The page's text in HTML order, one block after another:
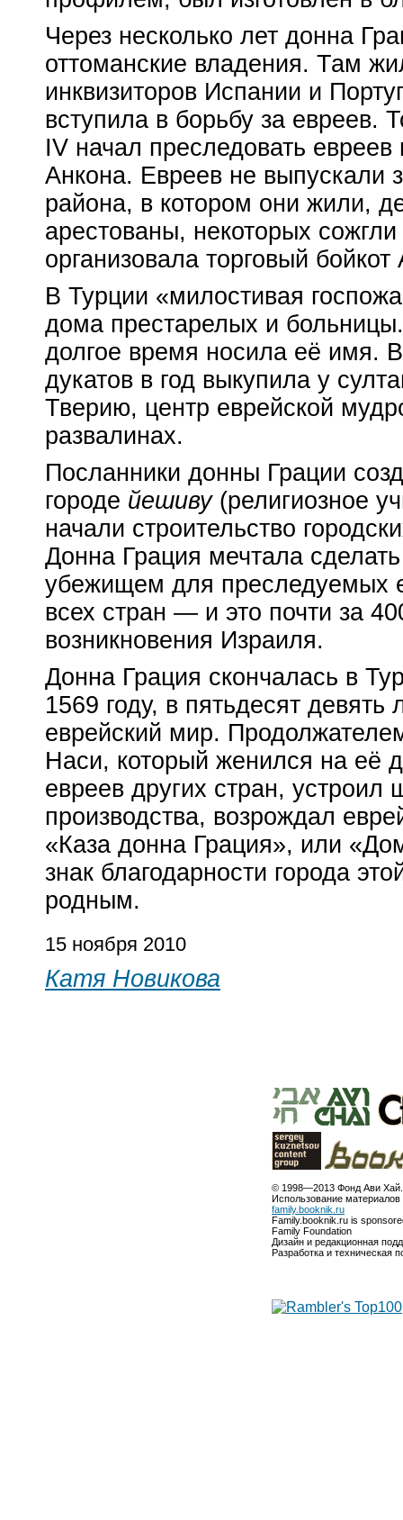
Через несколько лет донна
оттоманские владения. Там
инквизиторов Испании и
вступила в борьбу за евреев.
IV начал преследовать
Анкона. Евреев не выпускали
района, в котором они жили,
арестованы, некоторых
организовала торговый
В Турции «милостивая
дома престарелых и
долгое время носила её имя.
дукатов в год выкупила у
Тверию, центр еврейской
развалинах.
Посланники донны Грации
городе йешиву(религиозное
начали строительство
Донна Грация мечтала сделать
убежищем для преследуемых
всех стран — и это почти за
возникновения Израиля.
Донна Грация скончалась в
1569 году, в пятьдесят
еврейский мир.
Наси, который женился на её
евреев других стран,
производства, возрождал
«Каза донна Грация», или
знак благодарности города
родным.
15 ноября 2010
Катя Новикова
© 1998—2013 Фонд Ави
Использование
family.booknik.ru
Family.booknik.ru is
Family Foundation
Дизайн и редакционная
Разработка и техническая